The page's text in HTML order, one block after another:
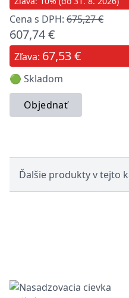
Cena s DPH: 675,27 €
607,74 €
Zľava: 67,53 €
🟢 Skladom
Objednať
Ďalšie produkty v tejto